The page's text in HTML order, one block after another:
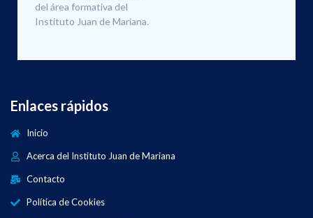
del área formativa del
Instituto Juan de Mariana.
Enlaces rápidos
Inicio
Acerca del Instituto Juan de Mariana
Contacto
Política de Cookies